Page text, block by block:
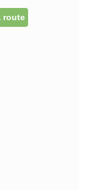
route